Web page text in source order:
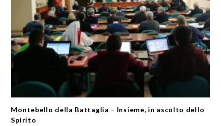
Montebello della Battaglia – Insieme, in ascolto dello
Spirito